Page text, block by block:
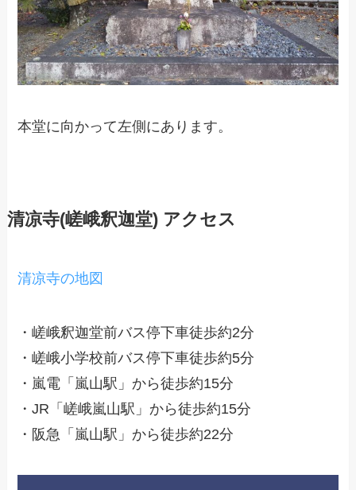
本堂に向かって左側にあります。
清凉寺(嵯峨釈迦堂) アクセス
清凉寺の地図
・嵯峨釈迦堂前バス停下車徒歩約2分
・嵯峨小学校前バス停下車徒歩約5分
・嵐電「嵐山駅」から徒歩約15分
・JR「嵯峨嵐山駅」から徒歩約15分
・阪急「嵐山駅」から徒歩約22分